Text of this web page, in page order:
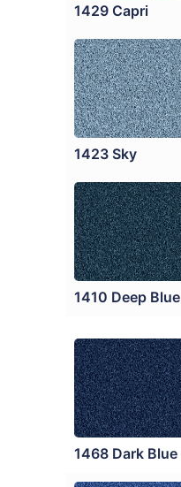
1429 Capri
1423 Sky
1410 Deep Blue
1468 Dark Blue